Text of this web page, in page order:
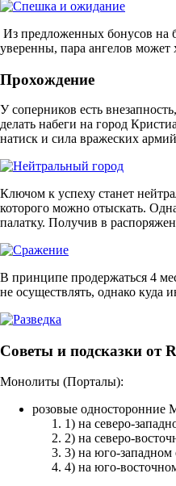
Из предложенных бонусов на
уверенны, пара ангелов
Прохождение
У соперников есть
делать набеги на город
натиск и сила вражеских
Ключом к успеху станет
которого можно отыскать.
палатку. Получив в
В принципе продержаться 4
не осуществлять, однако куда
Советы и подсказки от
Монолиты (Порталы):
розовые односторонние
1) на северо-
2) на северо-
3) на юго-западном
4) на юго-